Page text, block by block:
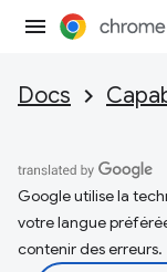
Docs
Google utilise la
votre langue
contenir des erreurs.